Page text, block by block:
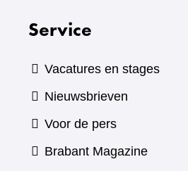
Service
Vacatures en stages
Nieuwsbrieven
Voor de pers
Brabant Magazine(verwijst